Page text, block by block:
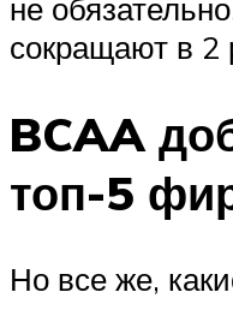
не
сокращают в 2
BCAA
топ-5
Но все же,